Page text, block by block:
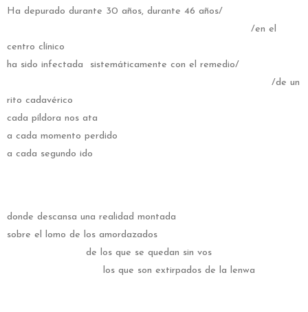
Ha depurado durante 30 años, durante 46 años/
/en el
centro clínico
ha sido infectada sistemáticamente con el remedio/
/de un
rito cadavérico
cada píldora nos ata
a cada momento perdido
a cada segundo ido
donde descansa una realidad montada
sobre el lomo de los amordazados
de los que se quedan sin vos
los que son extirpados de la lenwa